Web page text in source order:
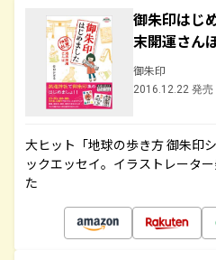
御朱印は
末開運さん
御朱印
2016.12.22 発売
大ヒット「地球の歩き方 御朱印
ックエッセイ。イラストレータ
た